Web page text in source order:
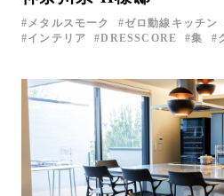
メタルスモーク ゼロ動線キッチン
インテリア
DRESSCORE 集